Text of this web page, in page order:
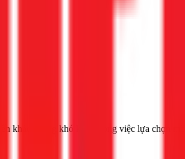
khách hàng khó khăn trong việc lựa chọn